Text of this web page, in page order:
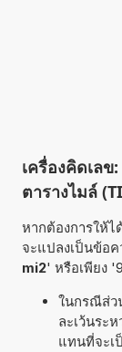
เครื่องคิดเล
ตารางไมล์
หากต้องการให้
จะแปลงเป็นข้อ
mi2' หรือเพียง
ในกรณีส่ว
ละเว้นระ
แทนที่จะเ